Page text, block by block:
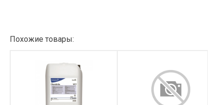
Похожие товары: